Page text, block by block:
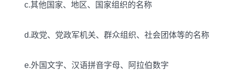
c.其他国家、地区、国家组织的名称
d.政党、党政军机关、群众组织、社会团体等的名称
e.外国文字、汉语拼音字母、阿拉伯数字